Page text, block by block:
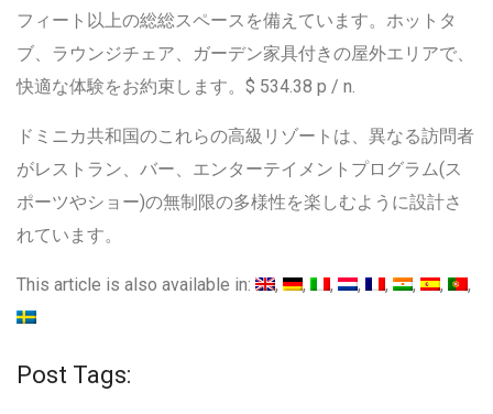
フィート以上の総総スペースを備えています。ホットタ
ブ、ラウンジチェア、ガーデン家具付きの屋外エリアで、
快適な体験をお約束します。$ 534.38 p / n.
ドミニカ共和国のこれらの高級リゾートは、異なる訪問者
がレストラン、バー、エンターテイメントプログラム(ス
ポーツやショー)の無制限の多様性を楽しむように設計さ
れています。
This article is also available in:
Post Tags: